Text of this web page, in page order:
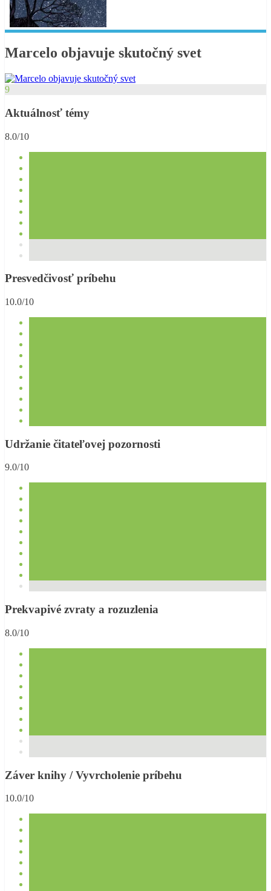
Marcelo objavuje skutočný svet
9
Aktuálnosť témy
8.0/10
Presvedčivosť príbehu
10.0/10
Udržanie čitateľovej pozornosti
9.0/10
Prekvapivé zvraty a rozuzlenia
8.0/10
Záver knihy / Vyvrcholenie príbehu
10.0/10